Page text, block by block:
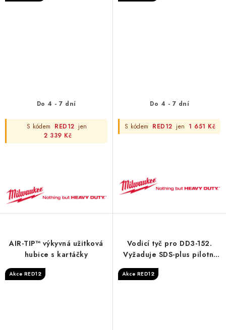
Do 4 - 7 dní
S kódem RED12 jen
2 339 Kč
Do 4 - 7 dní
S kódem RED12 jen 1 651 Kč
AIR-TIP™ výkyvná užitková
hubice s kartáčky
Akce RED12
Vodicí tyč pro DD3-152.
Vyžaduje SDS-plus pilotní
Akce RED12